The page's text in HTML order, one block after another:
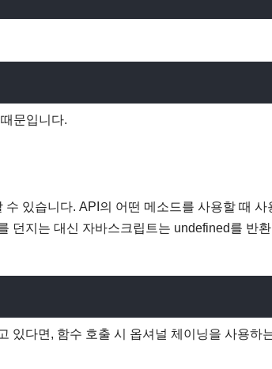
문입니다.
있습니다. API의 어떤 메소드를 사용할 때 사
던지는 대신 자바스크립트는 undefined를 반
있다면, 함수 호출 시 옵셔널 체이닝을 사용하